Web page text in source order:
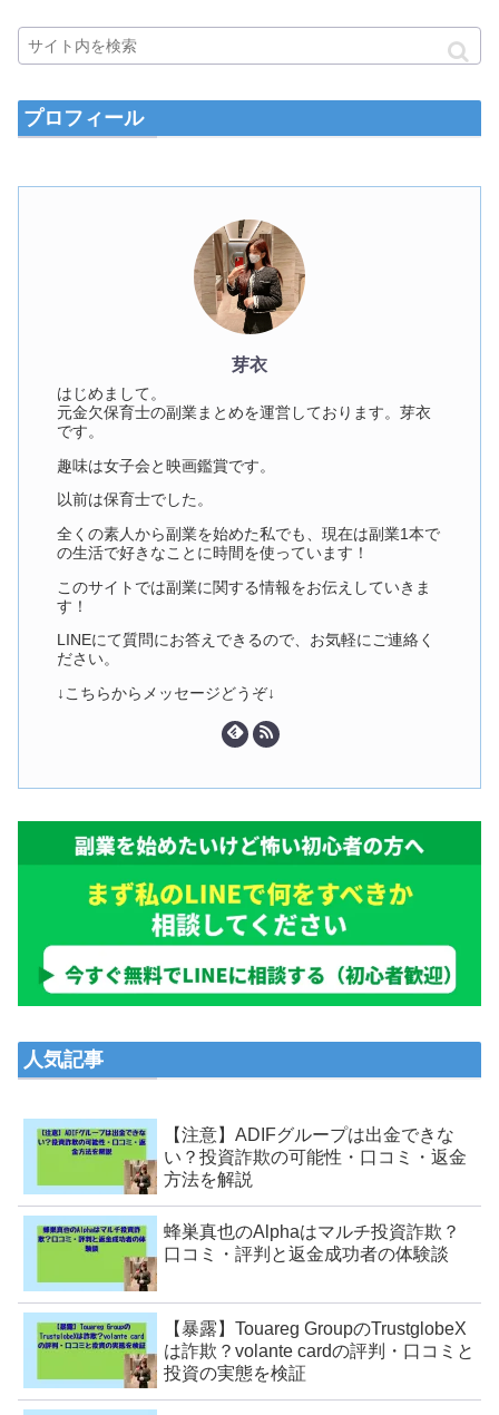
プロフィール
芽衣
はじめまして。
元金欠保育士の副業まとめを運営しております。芽衣
です。
趣味は女子会と映画鑑賞です。
以前は保育士でした。
全くの素人から副業を始めた私でも、現在は副業1本で
の生活で好きなことに時間を使っています！
このサイトでは副業に関する情報をお伝えしていきま
す！
LINEにて質問にお答えできるので、お気軽にご連絡く
ださい。
↓こちらからメッセージどうぞ↓
人気記事
【注意】ADIFグループは出金できな
い？投資詐欺の可能性・口コミ・返金
方法を解説
蜂巣真也のAlphaはマルチ投資詐欺？
口コミ・評判と返金成功者の体験談
【暴露】Touareg GroupのTrustglobeX
は詐欺？volante cardの評判・口コミと
投資の実態を検証